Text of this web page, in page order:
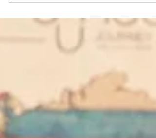
程，透過此次合作策展的機會，帶我們窺探
裝產業的幕後工作日常。 請簡單自我介紹。
我是服裝設計師也是興趣使然的畫家李承